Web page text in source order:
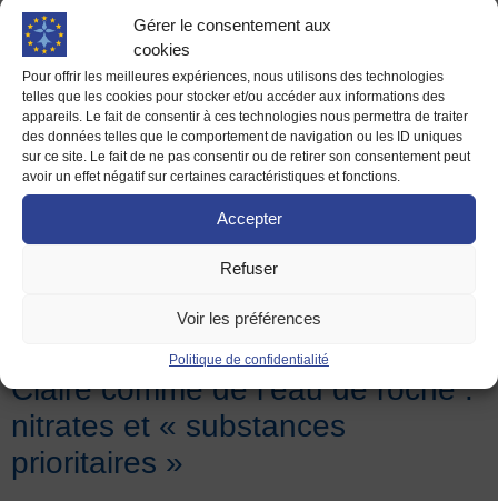
Gérer le consentement aux
cookies
Pour offrir les meilleures expériences, nous utilisons des technologies
telles que les cookies pour stocker et/ou accéder aux informations des
appareils. Le fait de consentir à ces technologies nous permettra de traiter
des données telles que le comportement de navigation ou les ID uniques
sur ce site. Le fait de ne pas consentir ou de retirer son consentement peut
avoir un effet négatif sur certaines caractéristiques et fonctions.
Accepter
Refuser
Voir les préférences
Politique de confidentialité
subventionnerait le Fonds européen pour les affaires
maritimes et la pêche (le FEAMP) qui lui-même
subventionne les pêcheurs et industries qui vivent de la
pêche. Ces subventions, à hauteur de 6 milliards d’euros
pour la période 2021-2027, pourraient ainsi permettre aux
pêcheurs de vivre tout en pêchant moins afin de reconstituer
les stocks qui s’amenuisent. Associées au RMD
(Rendement Maximal Durable, c’est-à-dire ne pas pêcher
plus que ce qui est produit en une année par un stock de
poisson), ces subventions sont absolument nécessaires
elle, celle du niveau de vie des pêcheurs et de la
Claire comme de l’eau de roche :
nitrates et « substances
prioritaires »